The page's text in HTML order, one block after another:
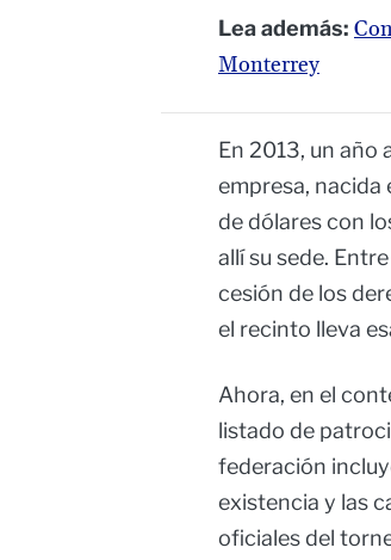
Lea además:
Monterrey
En 2013, un año
empresa, nacida
de dólares con
allí su sede.
cesión de los
el recinto lleva
Ahora, en el
listado de
federación
existencia y las
oficiales del